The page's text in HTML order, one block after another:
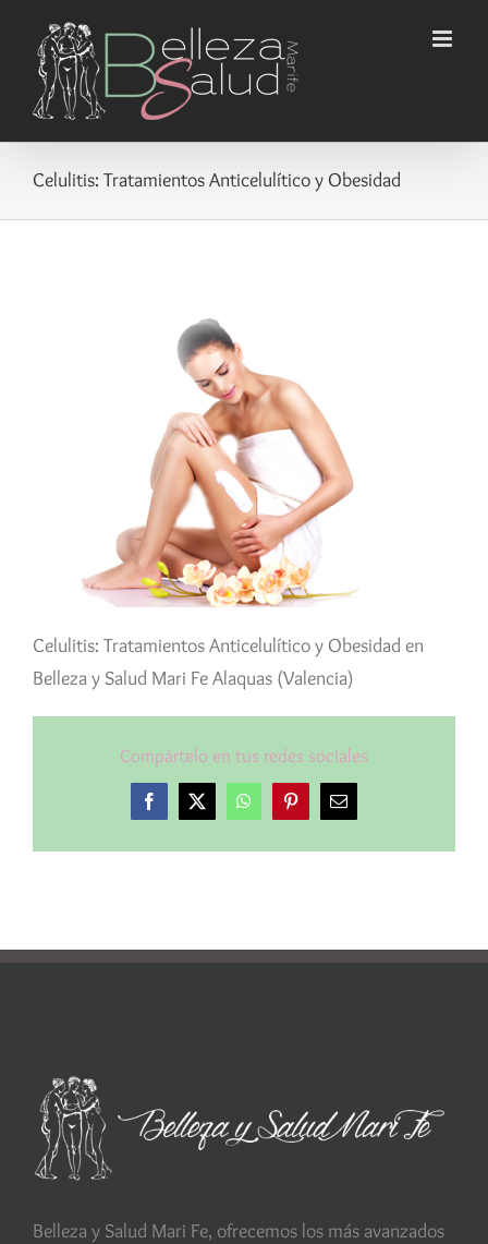
contenido
Celulitis: Tratamientos Anticelulítico y Obesidad
Celulitis: Tratamientos Anticelulítico y Obesidad en
Belleza y Salud Mari Fe Alaquas (Valencia)
Compártelo en tus redes sociales
Facebook
X WhatsAppPinterestCorreo
Belleza y Salud Mari Fe, ofrecemos los más avanzados